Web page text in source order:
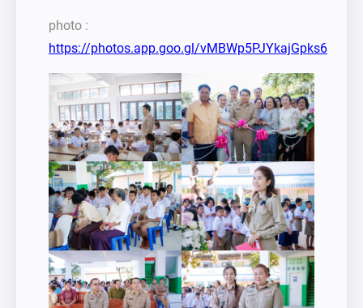
photo :
https://photos.app.goo.gl/vMBWp5PJYkajGpks6